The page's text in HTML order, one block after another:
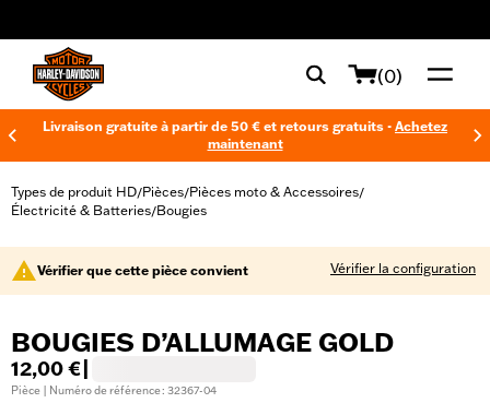
(0)
Livraison gratuite à partir de 50 € et retours gratuits - Achetez
maintenant
Types de produit HD/Pièces/Pièces moto & Accessoires/
Électricité & Batteries/Bougies
Vérifier que cette pièce convient Vérifier la configuration
BOUGIES D’ALLUMAGE GOLD
12,00 €
Pièce | Numéro de référence : 32367-04